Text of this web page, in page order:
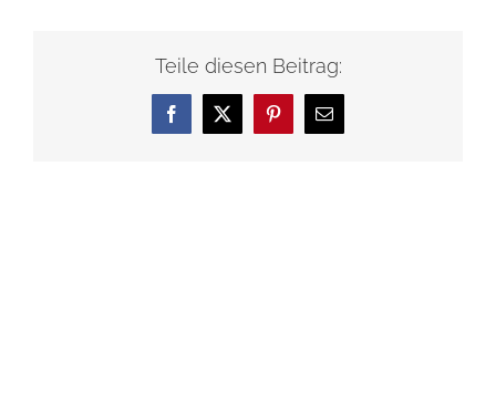
Teile diesen Beitrag:
Facebook
X Pinterest
E-
Mail